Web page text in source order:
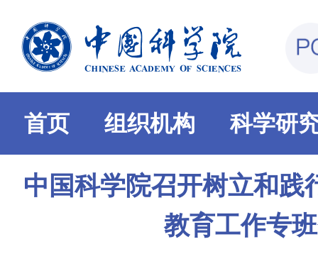
首页 组织机构 科学研
中国科学院召开树立和践
教育工作专